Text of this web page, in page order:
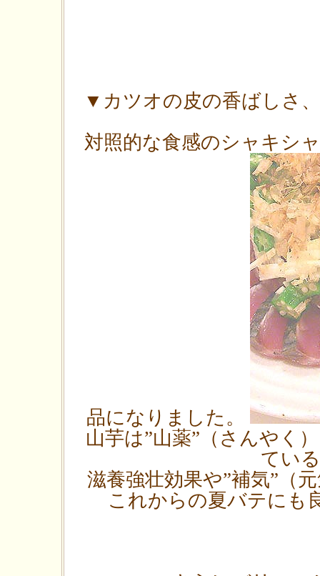
▼カツオの皮の香ばしさ
対照的な食感のシャキシ
品になりました。
山芋は”山薬”（さんやく
てい
滋養強壮効果や”補気”（
これからの夏バテにも